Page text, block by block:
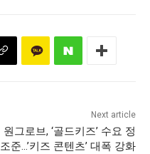
Next article
원그로브, ‘골드키즈’ 수요 정
조준…’키즈 콘텐츠’ 대폭 강화